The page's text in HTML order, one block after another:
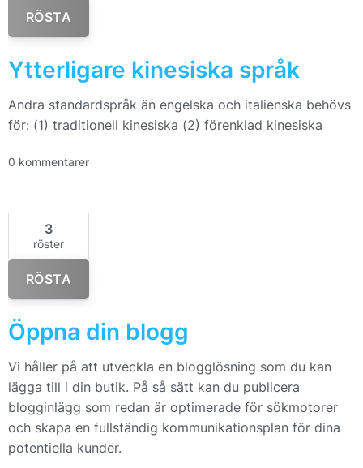
RÖSTA
Ytterligare kinesiska språk
Andra standardspråk än engelska och italienska behövs
för: (1) traditionell kinesiska (2) förenklad kinesiska
0 kommentarer
3
röster
RÖSTA
Öppna din blogg
Vi håller på att utveckla en blogglösning som du kan
lägga till i din butik. På så sätt kan du publicera
blogginlägg som redan är optimerade för sökmotorer
och skapa en fullständig kommunikationsplan för dina
potentiella kunder.